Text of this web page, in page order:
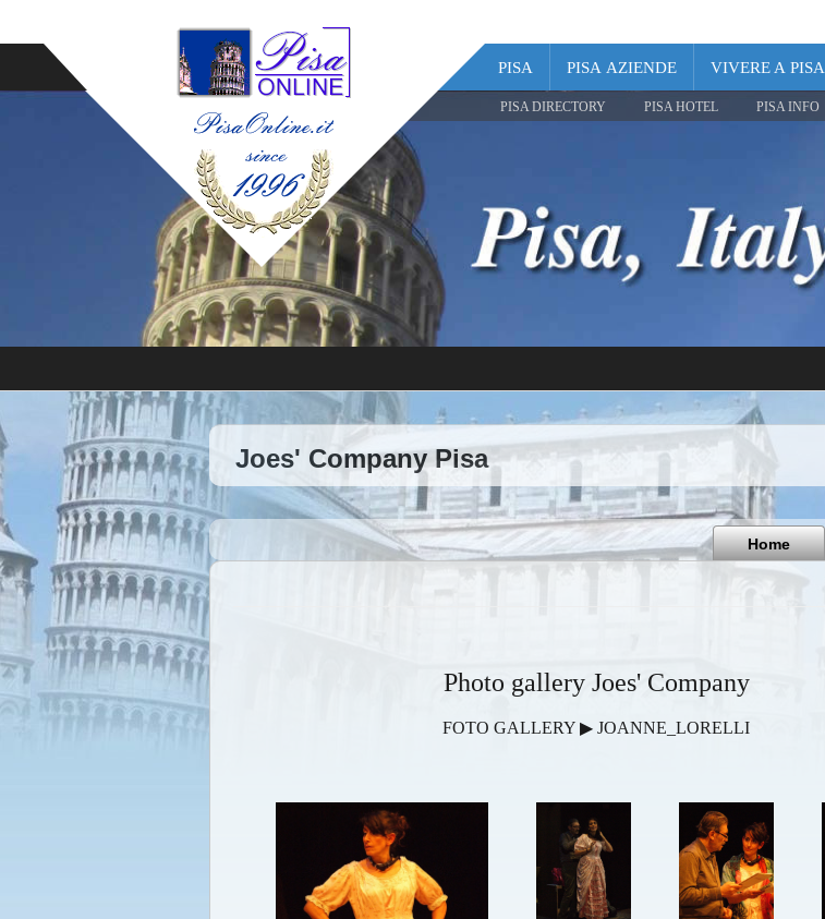
PISA PISA AZIENDE VIVERE A PISA
PISA DIRECTORY PISA HOTEL PISA INFO
Joes' Company Pisa
Home
Photo gallery Joes' Company
FOTO GALLERY ▶ JOANNE_LORELLI